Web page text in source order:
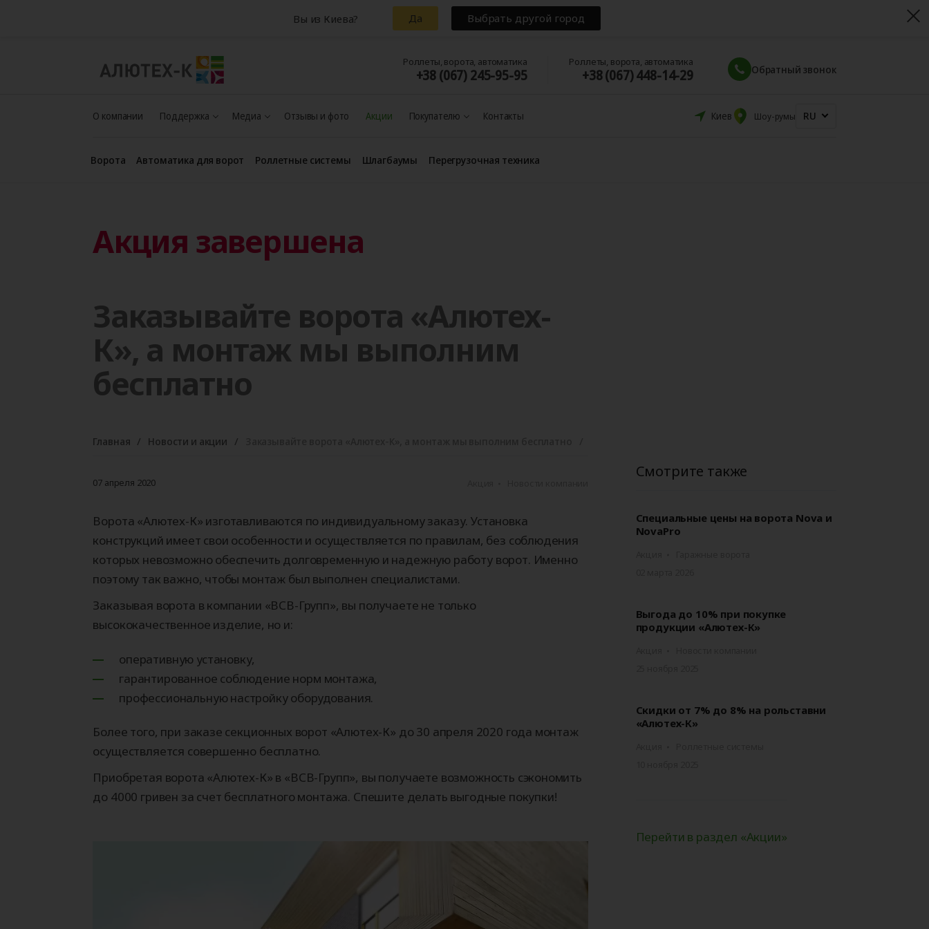
Роллеты, ворота, автоматика
+38 (067) 245-95-95
Роллеты, ворота, автоматика
+38 (067) 448-14-29 Обратный звонок
О компании Поддержка Медиа Отзывы и фото Акции Покупателю Контакты Киев Шоу-румы RU
Ворота
Гаражные ворота
Секционные ворота
Роллетные ворота
Промышленные
ворота
Панорамные ворота
АЛЮТЕХ
Автоматика для ворот
Автоматика для
откатных ворот
Автоматика для
распашных ворот
Автоматика для
гаражных ворот
Автоматика для
промышленных ворот
Роллетные системы
Рольставни
Рольставни на окна
Рольставни на двери
Рольставни на балкон
Роллетные ворота Роллетные решетки
Шлагбаумы Перегрузочная техника
Уравнительные
платформы
(доклевеллеры)
Герметизаторы
проема (докшелтеры)
Перегрузочные
площадки
Перегрузочные
тамбуры
АЛЮТЕХ
Акция завершена
Заказывайте ворота «Алютех-
К», а монтаж мы выполним
бесплатно
Главная Новости и акции
07 апреля 2020
Ворота «Алютех-К» изготавливаются по индивидуальному заказу. Установка
конструкций имеет свои особенности и осуществляется по правилам, без соблюдения
которых невозможно обеспечить долговременную и надежную работу ворот. Именно
поэтому так важно, чтобы монтаж был выполнен специалистами.
Заказывая ворота в компании «ВСВ-Групп», вы получаете не только
высококачественное изделие, но и:
оперативную установку,
гарантированное соблюдение норм монтажа,
профессиональную настройку оборудования.
Более того, при заказе секционных ворот «Алютех-К» до 30 апреля 2020 года монтаж
осуществляется совершенно бесплатно.
Приобретая ворота «Алютех-К» в «ВСВ-Групп», вы получаете возможность сэкономить
до 4000 гривен за счет бесплатного монтажа. Спешите делать выгодные покупки!
Смотрите также
Специальные цены на ворота Nova и
NovaPro
Выгода до 10% при покупке
продукции «Алютех-К»
Скидки от 7% до 8% на рольставни
«Алютех-К»
Перейти в раздел «Акции»
Вы из Киева? Да Выбрать другой город